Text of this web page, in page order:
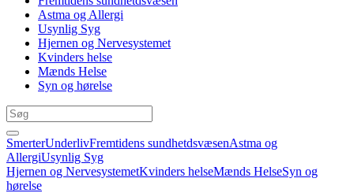
Astma og Allergi
Usynlig Syg
Hjernen og Nervesystemet
Kvinders helse
Mænds Helse
Syn og hørelse
SmerterUnderlivFremtidens sundhetdsvæsenAstma og
AllergiUsynlig Syg
Hjernen og NervesystemetKvinders helseMænds HelseSyn og
hørelse